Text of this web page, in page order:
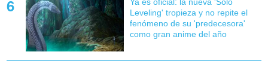
Leveling' tropieza y no repite el
fenómeno de su 'predecesora'
como gran anime del año